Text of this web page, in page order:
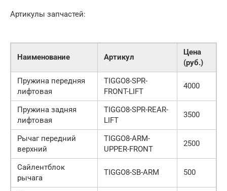
Артикулы запчастей:
Наименование Артикул
Цена
(руб.)
Пружина передняя
лифтовая
TIGGO8-SPR-
FRONT-LIFT
4000
Пружина задняя
лифтовая
TIGGO8-SPR-REAR-
LIFT
3500
Рычаг передний
верхний
TIGGO8-ARM-
UPPER-FRONT
2500
Сайлентблок
рычага
TIGGO8-SB-ARM 500